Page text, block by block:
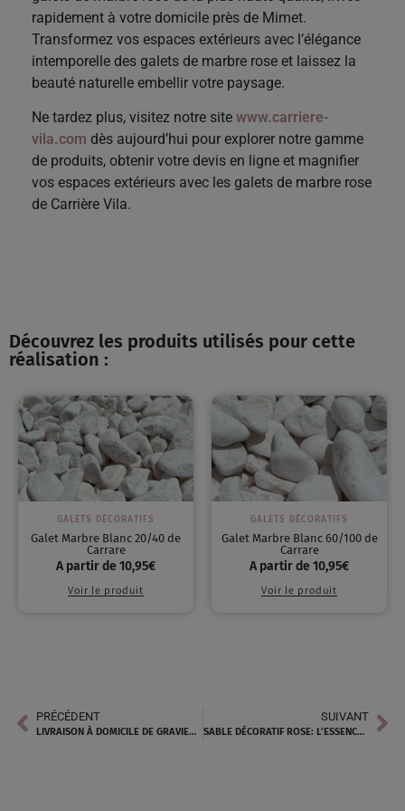
rapidement à votre domicile près de Mimet.
Transformez vos espaces extérieurs avec l’élégance
intemporelle des galets de marbre rose et laissez la
beauté naturelle embellir votre paysage.
Ne tardez plus, visitez notre site www.carriere-
vila.com dès aujourd’hui pour explorer notre gamme
de produits, obtenir votre devis en ligne et magnifier
vos espaces extérieurs avec les galets de marbre rose
de Carrière Vila.
Découvrez les produits utilisés pour cette
réalisation :
GALETS DÉCORATIFS
Galet Marbre Blanc 20/40 de
Carrare
A partir de 10,95€
Voir le produit
GALETS DÉCORATIFS
Galet Marbre Blanc 60/100 de
Carrare
A partir de 10,95€
Voir le produit
PRÉCÉDENT
LIVRAISON À DOMICILE DE GRAVIER DÉCORATIF PRÈS DE MARTIGUES
SUIVANT
SABLE DÉCORATIF ROSE: L’ESSENCE D’UN TERRAIN DE PÉTANQUE IDÉAL PRÈS DE PARADOU